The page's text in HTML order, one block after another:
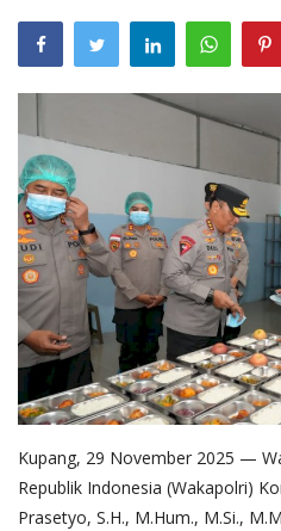
Lantas
OPINI
Kupang, 29 November 2025 —
Republik Indonesia (Wakapolri)
Prasetyo, S.H., M.Hum., M.Si.,